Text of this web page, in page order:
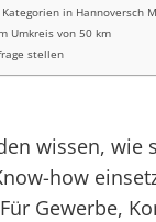
in Hannoversch
Umkreis von 50 km
stellen
wissen, wie
how
Gewerbe,